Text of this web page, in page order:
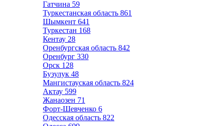
Гатчина 59
Туркестанская область 861
Шымкент 641
Туркестан 168
Кентау 28
Оренбургская область 842
Оренбург 330
Орск 128
Бузулук 48
Мангистауская область 824
Актау 599
Жанаозен 71
Форт-Шевченко 6
Одесская область 822